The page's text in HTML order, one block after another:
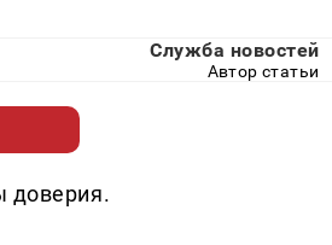
Служба новостей
Автор статьи
доверия.